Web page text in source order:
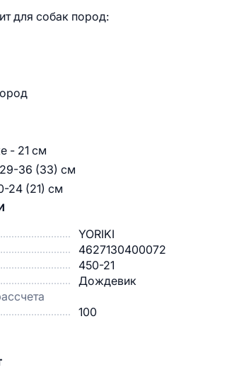
для собак пород:
- 21 см
36 (33) см
24 (21) см
YORIKI
4627130400072
450-21
Дождевик
100